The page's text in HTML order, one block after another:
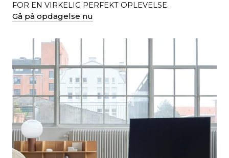
FOR EN VIRKELIG PERFEKT OPLEVELSE.
Gå på opdagelse nu